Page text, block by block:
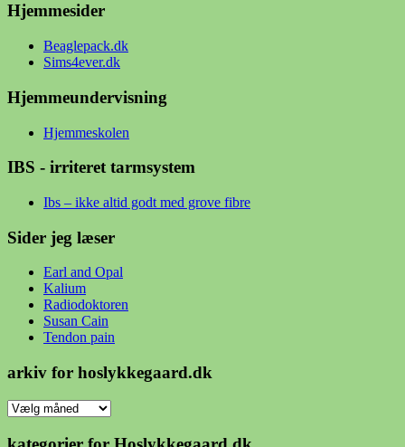
Hjemmesider
Beaglepack.dk
Sims4ever.dk
Hjemmeundervisning
Hjemmeskolen
IBS - irriteret tarmsystem
Ibs – ikke altid godt med grove fibre
Sider jeg læser
Earl and Opal
Kalium
Radiodoktoren
Susan Cain
Tendon pain
arkiv for hoslykkegaard.dk
arkiv
hoslykkegaard.dk